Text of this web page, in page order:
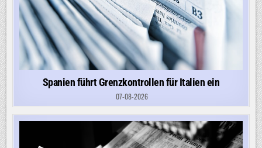
Spanien führt Grenzkontrollen für Italien ein
07-08-2026